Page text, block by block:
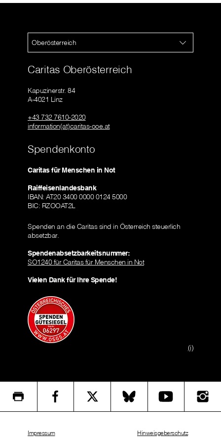
Oberösterreich
Caritas Oberösterreich
Kapuzinerstr. 84
A-4021 Linz
+43 732 7610-2020
information(at)caritas-ooe.at
Spendenkonto
Caritas für Menschen in Not
Raiffeisenlandesbank
IBAN: AT20 3400 0000 0124 5000
BIC: RZOOAT2L
Spenden an die Caritas sind in Österreich steuerlich
absetzbar.
Spendenabsetzbarkeitsnummer:
SO1240 für Caritas für Menschen in Not
Vielen Dank für Ihre Spende!
(i)
Impressum Hinweisgeberschutz